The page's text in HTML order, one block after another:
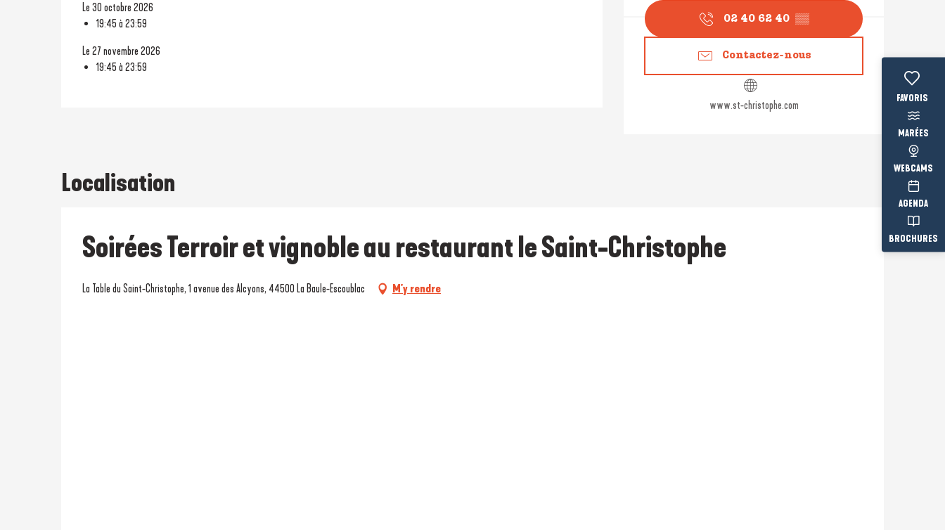
Voir les
MARÉES
WEBCAMS
AGENDA
BROCHURES
02 40 62 40 ▒▒
Contactez-nous
www.st-christophe.com
Le 30 octobre 2026
19:45 à 23:59
Le 27 novembre 2026
19:45 à 23:59
Localisation
Soirées Terroir et vignoble au restaurant le Saint-Christophe
La Table du Saint-Christophe, 1 avenue des Alcyons, 44500 La Baule-Escoublac M'y rendre